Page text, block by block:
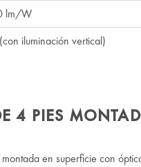
lm/W
iluminación vertical)
4 PIES
en superficie con